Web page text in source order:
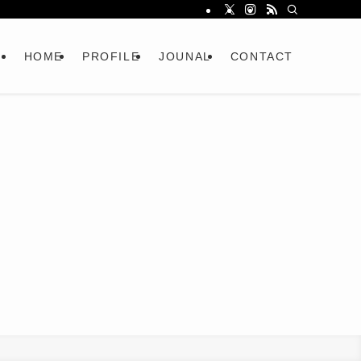
HOME PROFILE JOUNAL CONTACT